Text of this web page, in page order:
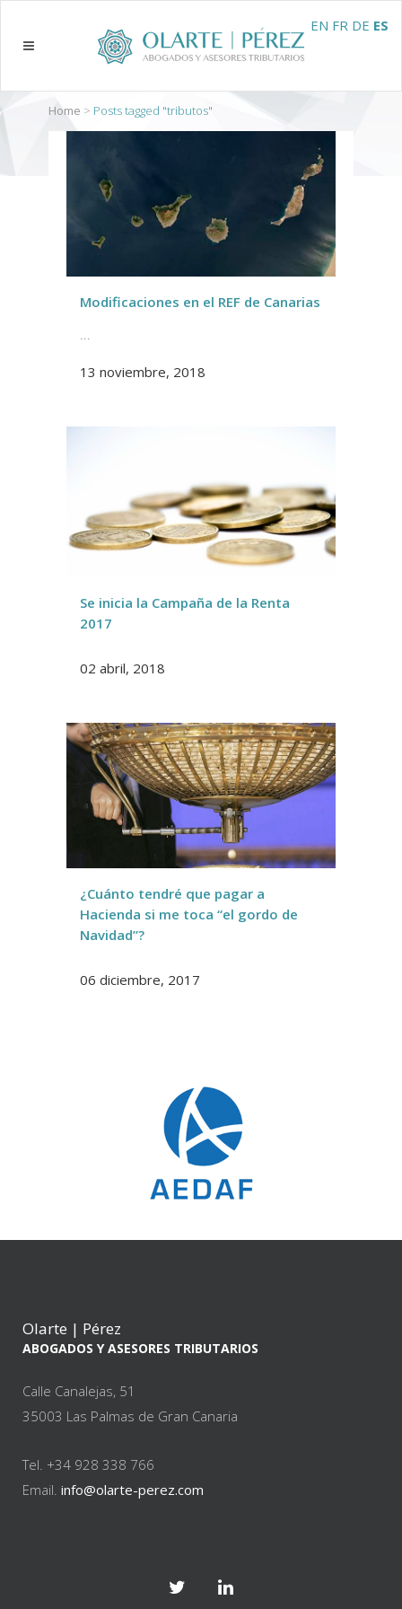
Home > Posts tagged "tributos"
Modificaciones en el REF de Canarias
13 noviembre, 2018
Se inicia la Campaña de la Renta
2017
02 abril, 2018
¿Cuánto tendré que pagar a
Hacienda si me toca “el gordo de
Navidad”?
06 diciembre, 2017
Olarte | Pérez
ABOGADOS Y ASESORES TRIBUTARIOS
Calle Canalejas, 51
35003 Las Palmas de Gran Canaria
Tel. +34 928 338 766
Email. info@olarte-perez.com
EN FR DE ES